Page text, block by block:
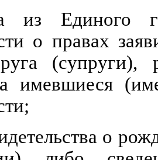
из Единого
о правах
имевшиеся
о